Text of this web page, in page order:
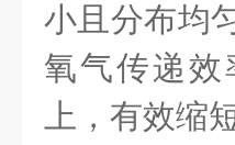
小且分布均
氧气传递
上，有效缩